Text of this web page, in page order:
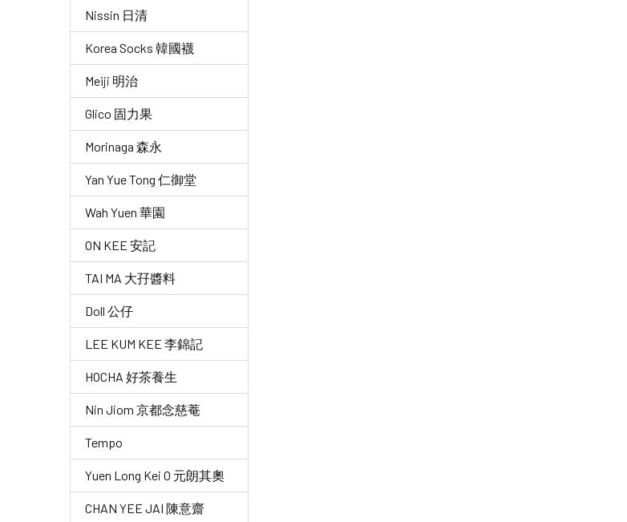
Nissin 日清
Korea Socks 韓國襪
Meiji 明治
Glico 固力果
Morinaga 森永
Yan Yue Tong 仁御堂
Wah Yuen 華園
ON KEE 安記
TAI MA 大孖醬料
Doll 公仔
LEE KUM KEE 李錦記
HOCHA 好茶養生
Nin Jiom 京都念慈菴
Tempo
Yuen Long Kei O 元朗其奧
CHAN YEE JAI 陳意齋